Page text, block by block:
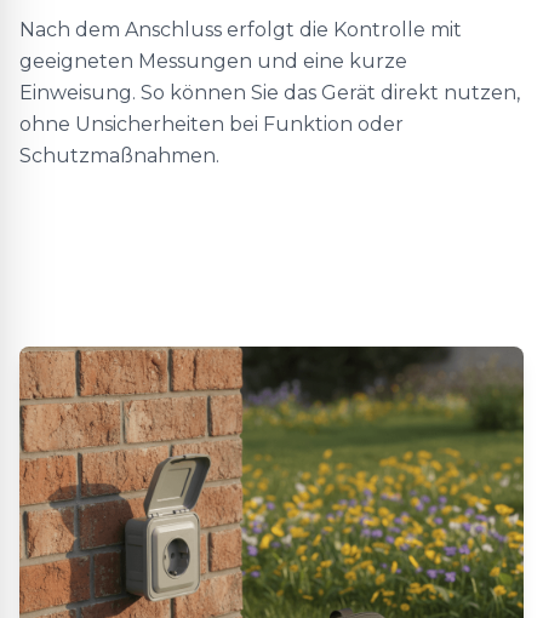
Nach dem Anschluss erfolgt die Kontrolle mit
geeigneten Messungen und eine kurze
Einweisung. So können Sie das Gerät direkt nutzen,
ohne Unsicherheiten bei Funktion oder
Schutzmaßnahmen.